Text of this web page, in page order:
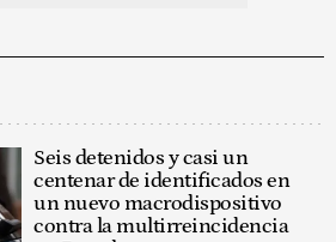
Seis detenidos y casi un
centenar de identificados en
un nuevo macrodispositivo
contra la multirreincidencia